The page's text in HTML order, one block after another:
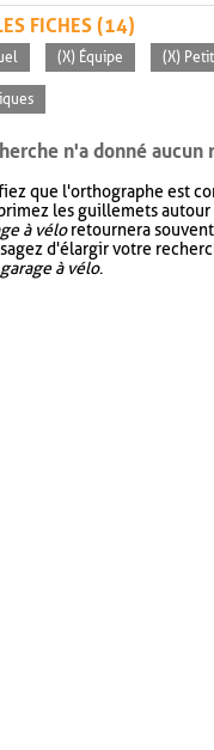
FICHES (14)
(X) Équipe (X)
n'a donné aucun
que l'orthographe est
les guillemets
à véloretournera
d'élargir votre
garage à vélo.